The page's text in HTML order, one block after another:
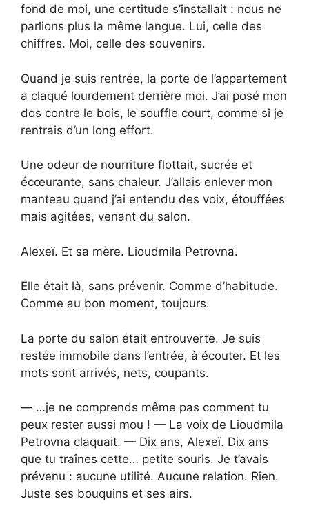
fond de moi, une certitude s’installait : nous ne
parlions plus la même langue. Lui, celle des
chiffres. Moi, celle des souvenirs.
Quand je suis rentrée, la porte de l’appartement
a claqué lourdement derrière moi. J’ai posé mon
dos contre le bois, le souffle court, comme si je
rentrais d’un long effort.
Une odeur de nourriture flottait, sucrée et
écœurante, sans chaleur. J’allais enlever mon
manteau quand j’ai entendu des voix, étouffées
mais agitées, venant du salon.
Alexeï. Et sa mère. Lioudmila Petrovna.
Elle était là, sans prévenir. Comme d’habitude.
Comme au bon moment, toujours.
La porte du salon était entrouverte. Je suis
restée immobile dans l’entrée, à écouter. Et les
mots sont arrivés, nets, coupants.
— …je ne comprends même pas comment tu
peux rester aussi mou ! — La voix de Lioudmila
Petrovna claquait. — Dix ans, Alexeï. Dix ans
que tu traînes cette… petite souris. Je t’avais
prévenu : aucune utilité. Aucune relation. Rien.
Juste ses bouquins et ses airs.